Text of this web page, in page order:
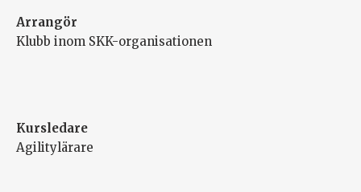
Arrangör
Klubb inom SKK-organisationen
Kursledare
Agilitylärare